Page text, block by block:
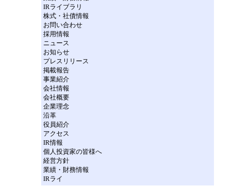
IRライブラリ
株式・社債情報
お問い合わせ
採用情報
ニュース
お知らせ
プレスリリース
掲載報告
事業紹介
会社情報
会社概要
企業理念
沿革
役員紹介
アクセス
IR情報
個人投資家の皆様へ
経営方針
業績・財務情報
IRライ